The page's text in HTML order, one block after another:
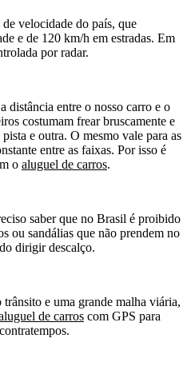
velocidade do país, que
e de 120 km/h em estradas. Em
por radar.
distância entre o nosso carro e o
costumam frear bruscamente e
e outra. O mesmo vale para as
entre as faixas. Por isso é
o aluguel de carros.
saber que no Brasil é proibido
ou sandálias que não prendem no
dirigir descalço.
e uma grande malha viária,
de carros com GPS para